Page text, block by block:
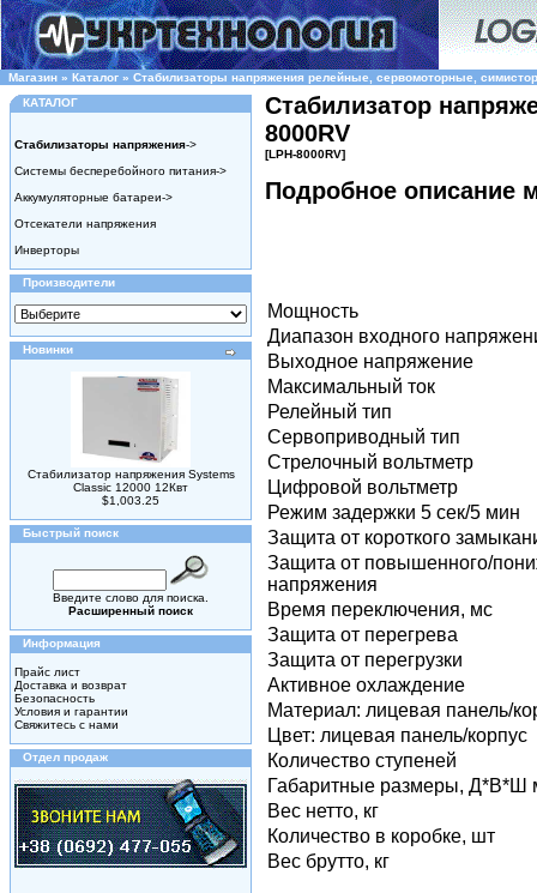
Магазин » Каталог » Стабилизаторы напряжения релейные, сервомоторные,
КАТАЛОГ
Стабилизаторы напряжения->
Системы бесперебойного питания->
Аккумуляторные батареи->
Отсекатели напряжения
Инверторы
Производители
Новинки
Стабилизатор напряжения Systems
Classic 12000 12Квт
$1,003.25
Быстрый поиск
Введите слово для поиска.
Расширенный поиск
Информация
Прайс лист
Доставка и возврат
Безопасность
Условия и гарантии
Свяжитесь с нами
Отдел продаж
Стабилизатор
8000RV
[LPH-8000RV]
Подробное описание
Мощность
Диапазон входного
Выходное напряжение
Максимальный ток
Релейный тип
Сервоприводный тип
Стрелочный вольтметр
Цифровой вольтметр
Режим задержки 5 сек/5 мин
Защита от короткого
Защита от повышенного/
напряжения
Время переключения, мс
Защита от перегрева
Защита от перегрузки
Активное охлаждение
Материал: лицевая панель/
Цвет: лицевая панель/корпус
Количество ступеней
Габаритные размеры, Д*В*Ш
Вес нетто, кг
Количество в коробке, шт
Вес брутто, кг